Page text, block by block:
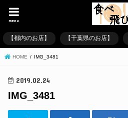
menu
【都内のお店】 【千葉県のお店】
HOME IMG_3481
2019.02.24
IMG_3481